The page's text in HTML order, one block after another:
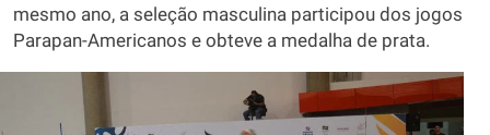
mesmo ano, a seleção masculina participou dos jogos
Parapan-Americanos e obteve a medalha de prata.